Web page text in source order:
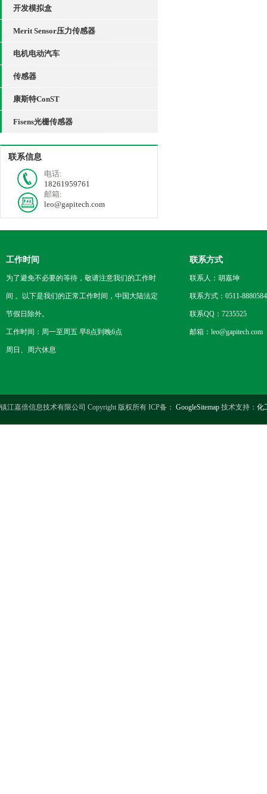
开发模拟盒
Merit Sensor压力传感器
电机电动汽车
传感器
康斯特ConST
Fisens光栅传感器
联系信息
电话:
18261959761
邮箱:
leo@gapitech.com
工作时间
为了避免不必要的等待，敬请注意我们的工作时
间 。以下是我们的正常工作时间，中国大陆法定
节假日除外。
工作时间：周一至周五 早8点到晚6点
周日、周六休息
联系方式
联系人：胡嘉坤
联系方式：0511-
联系QQ：7235525
邮箱：leo@gapitech.com
镇江嘉倍信息技术有限公司 Copyright 版权所有 ICP备： GoogleSitemap 技术支持： 化